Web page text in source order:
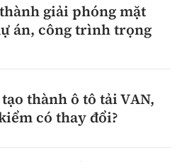
giải phóng mặt
án, công trình trọng
thành ô tô tải VAN,
có thay đổi?